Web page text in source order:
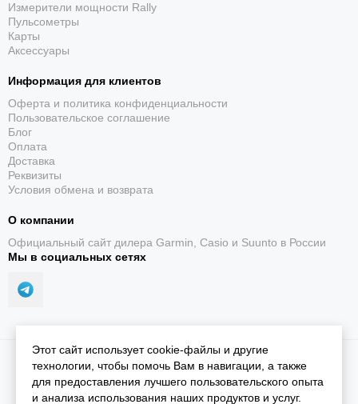
Измерители мощности Rally
Пульсометры
Карты
Аксессуары
Информация для клиентов
Оферта и политика конфиденциальности
Пользовательское соглашение
Блог
Оплата
Доставка
Реквизиты
Условия обмена и возврата
О компании
Официальный сайт дилера Garmin, Casio и Suunto в России
Мы в социальных сетях
2026 © iGarmin.Карта сайта
Этот сайт использует cookie-файлы и другие
технологии, чтобы помочь Вам в навигации, а также
для предоставления лучшего пользовательского опыта
и анализа использования наших продуктов и услуг.